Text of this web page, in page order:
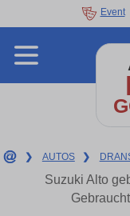
Event
❯ AUTOS ❯
Suzuki Alto